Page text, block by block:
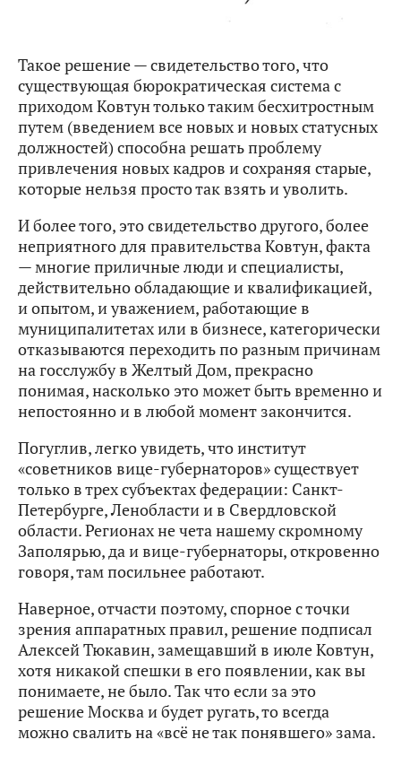
Такое решение — свидетельство того, что
существующая бюрократическая система с
приходом Ковтун только таким бесхитростным
путем (введением все новых и новых статусных
должностей) способна решать проблему
привлечения новых кадров и сохраняя старые,
которые нельзя просто так взять и уволить.
И более того, это свидетельство другого, более
неприятного для правительства Ковтун, факта
— многие приличные люди и специалисты,
действительно обладающие и квалификацией,
и опытом, и уважением, работающие в
муниципалитетах или в бизнесе, категорически
отказываются переходить по разным причинам
на госслужбу в Желтый Дом, прекрасно
понимая, насколько это может быть временно и
непостоянно и в любой момент закончится.
Погуглив, легко увидеть, что институт
«советников вице-губернаторов» существует
только в трех субъектах федерации: Санкт-
Петербурге, Ленобласти и в Свердловской
области. Регионах не чета нашему скромному
Заполярью, да и вице-губернаторы, откровенно
говоря, там посильнее работают.
Наверное, отчасти поэтому, спорное с точки
зрения аппаратных правил, решение подписал
Алексей Тюкавин, замещавший в июле Ковтун,
хотя никакой спешки в его появлении, как вы
понимаете, не было. Так что если за это
решение Москва и будет ругать, то всегда
можно свалить на «всё не так понявшего» зама.